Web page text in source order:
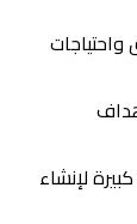
هوية